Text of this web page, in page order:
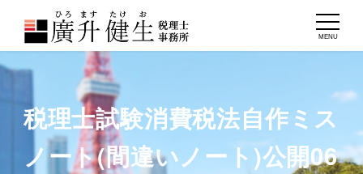
MENU
税理士試験消費税法自作ミス
ノート(間違いノート)公開06